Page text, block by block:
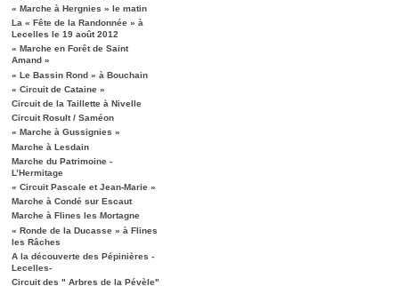
« Marche à Hergnies » le matin
La « Fête de la Randonnée » à
Lecelles le 19 août 2012
« Marche en Forêt de Saint
Amand »
« Le Bassin Rond » à Bouchain
« Circuit de Cataine »
Circuit de la Taillette à Nivelle
Circuit Rosult / Saméon
« Marche à Gussignies »
Marche à Lesdain
Marche du Patrimoine -
L’Hermitage
« Circuit Pascale et Jean-Marie »
Marche à Condé sur Escaut
Marche à Flines les Mortagne
« Ronde de la Ducasse » à Flines
les Râches
A la découverte des Pépinières -
Lecelles-
Circuit des " Arbres de la Pévèle"